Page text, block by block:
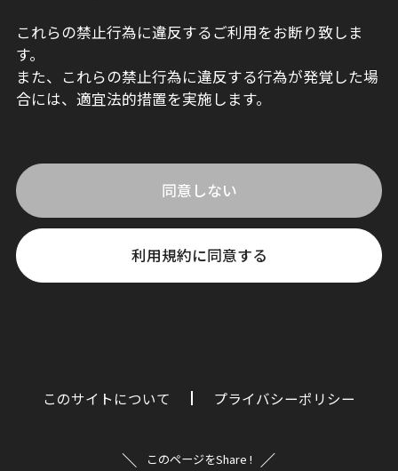
これらの禁止行為に違反するご利用をお断り致しま
す。
また、これらの禁止行為に違反する行為が発覚した場
合には、適宜法的措置を実施します。
同意しない
利用規約に同意する
このサイトについて プライバシーポリシー
このページをShare !